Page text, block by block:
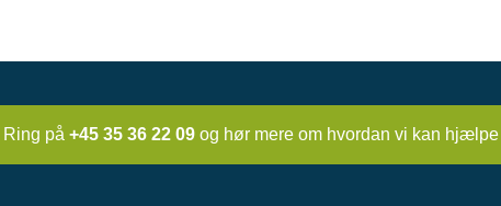
Ring på +45 35 36 22 09 og hør mere om hvordan vi kan hjælpe